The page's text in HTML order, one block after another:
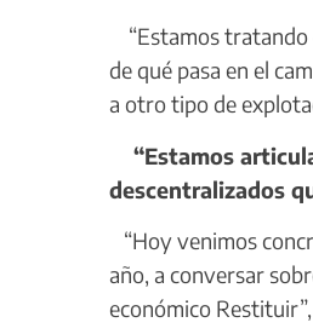
“Estamos tratando
de qué pasa en el
a otro tipo de
“Estamos
descentralizados
“Hoy venimos
año, a conversar
económico